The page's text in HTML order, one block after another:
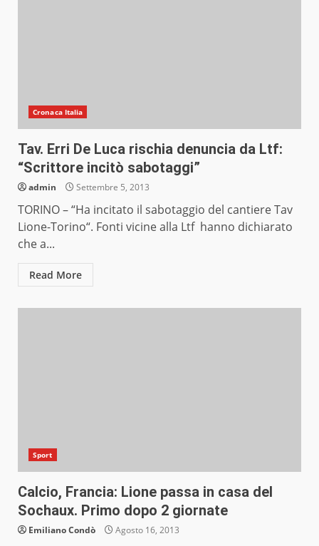
Cronaca Italia
Tav. Erri De Luca rischia denuncia da Ltf:
“Scrittore incitò sabotaggi”
admin Settembre 5, 2013
TORINO – “Ha incitato il sabotaggio del cantiere Tav
Lione-Torino“. Fonti vicine alla Ltf hanno dichiarato
che a...
Read More
Sport
Calcio, Francia: Lione passa in casa del
Sochaux. Primo dopo 2 giornate
Emiliano Condò Agosto 16, 2013